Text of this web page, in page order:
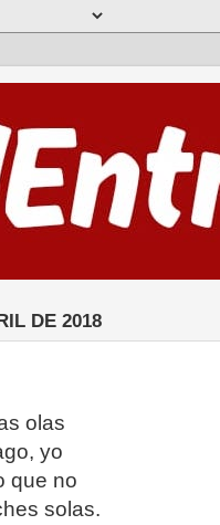
DE 2018
olas
yo
que no
solas.